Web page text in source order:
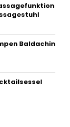
Baldachin